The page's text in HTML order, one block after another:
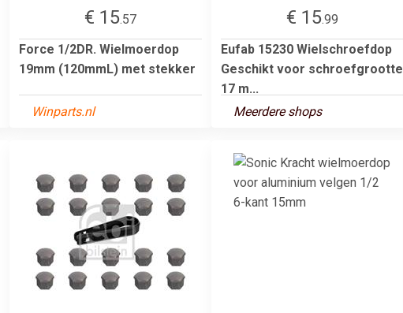
€ 15.57
Force 1/2DR. Wielmoerdop
19mm (120mmL) met stekker
Winparts.nl
€ 15.99
Eufab 15230 Wielschroefdop
Geschikt voor schroefgrootte
17 m...
Meerdere shops